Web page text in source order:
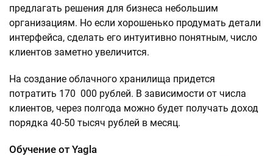
предлагать решения для бизнеса небольшим
организациям. Но если хорошенько продумать детали
интерфейса, сделать его интуитивно понятным, число
клиентов заметно увеличится.
На создание облачного хранилища придется
потратить 170 000 рублей. В зависимости от числа
клиентов, через полгода можно будет получать доход
порядка 40-50 тысяч рублей в месяц.
Обучение от Yagla